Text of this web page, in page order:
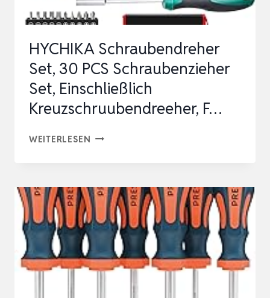
HYCHIKA Schraubendreher
Set, 30 PCS Schraubenzieher
Set, Einschließlich
Kreuzschruubendreeher, F…
WEITERLESEN HYCHIKA
30
PCS
SCHRAUBENZIEHER
EINSCHLIESSLICH K
REUZSCHRUUBENDREEHER, F